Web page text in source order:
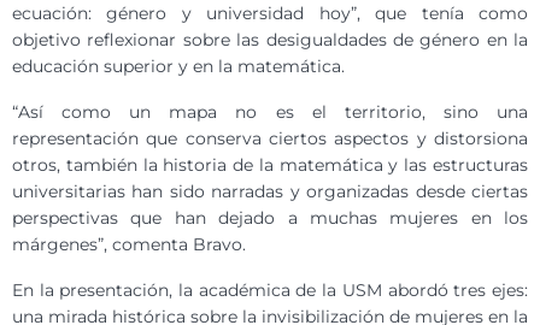
ecuación: género y universidad hoy”, que tenía como
objetivo reflexionar sobre las desigualdades de género en la
educación superior y en la matemática.
“Así como un mapa no es el territorio, sino una
representación que conserva ciertos aspectos y distorsiona
otros, también la historia de la matemática y las estructuras
universitarias han sido narradas y organizadas desde ciertas
perspectivas que han dejado a muchas mujeres en los
márgenes”, comenta Bravo.
En la presentación, la académica de la USM abordó tres ejes:
una mirada histórica sobre la invisibilización de mujeres en la